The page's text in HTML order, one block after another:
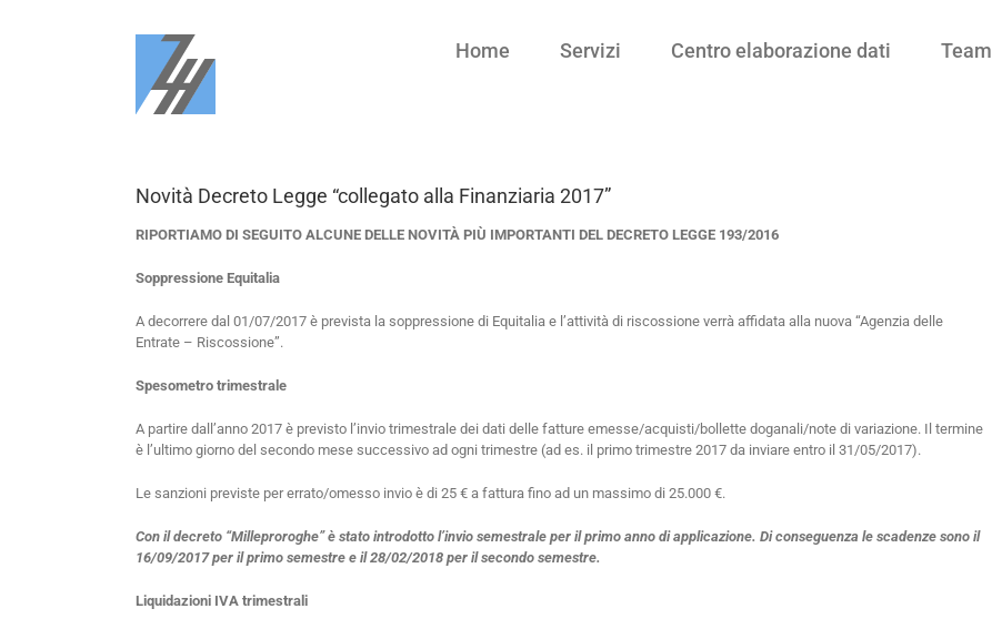
Home Servizi Centro elaborazione dati Team
Novità Decreto Legge “collegato alla Finanziaria 2017”
RIPORTIAMO DI SEGUITO ALCUNE DELLE NOVITÀ PIÙ IMPORTANTI DEL DECRETO LEGGE 193/2016
Soppressione Equitalia
A decorrere dal 01/07/2017 è prevista la soppressione di Equitalia e l’attività di riscossione verrà affidata alla nuova “Agenzia delle
Entrate – Riscossione”.
Spesometro trimestrale
A partire dall’anno 2017 è previsto l’invio trimestrale dei dati delle fatture emesse/acquisti/bollette doganali/note di variazione. Il termine
è l’ultimo giorno del secondo mese successivo ad ogni trimestre (ad es. il primo trimestre 2017 da inviare entro il 31/05/2017).
Le sanzioni previste per errato/omesso invio è di 25 € a fattura fino ad un massimo di 25.000 €.
Con il decreto “Milleproroghe” è stato introdotto l’invio semestrale per il primo anno di applicazione. Di conseguenza le scadenze sono il
16/09/2017 per il primo semestre e il 28/02/2018 per il secondo semestre.
Liquidazioni IVA trimestrali